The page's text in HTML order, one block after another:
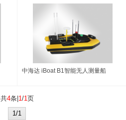
中海达 iBoat B1智能无人测量船
共4条| 1/1页
1/1